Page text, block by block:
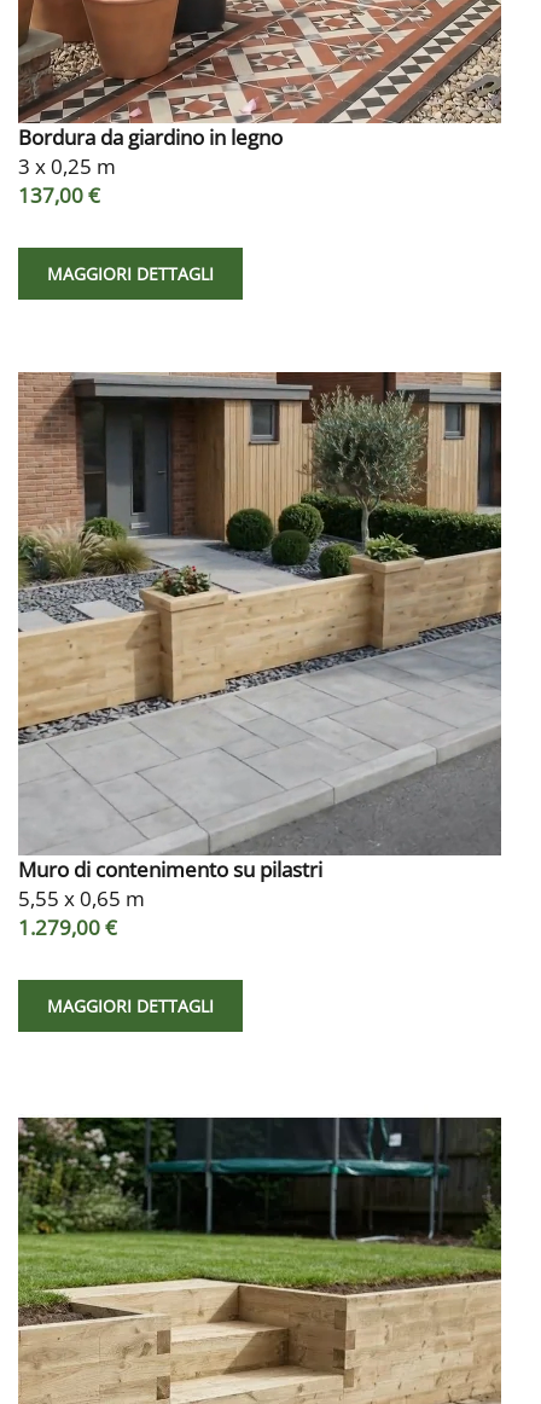
Bordura da giardino in legno
3 x 0,25 m
137,00 €
MAGGIORI DETTAGLI
Muro di contenimento su pilastri
5,55 x 0,65 m
1.279,00 €
MAGGIORI DETTAGLI